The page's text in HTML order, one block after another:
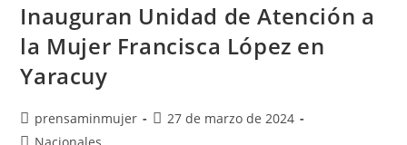
Inauguran Unidad de Atención a
la Mujer Francisca López en
Yaracuy
prensaminmujer
27 de marzo de 2024